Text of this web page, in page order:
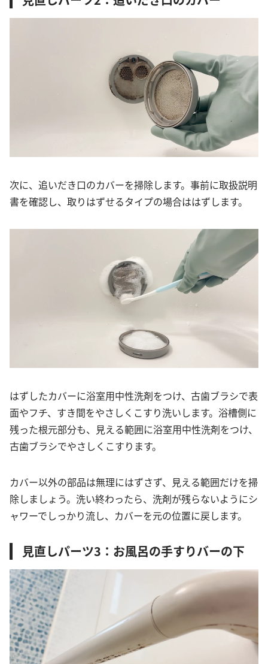
次に、追いだき口のカバーを掃除します。事前に取扱説明
書を確認し、取りはずせるタイプの場合ははずします。
はずしたカバーに浴室用中性洗剤をつけ、古歯ブラシで表
面やフチ、すき間をやさしくこすり洗いします。浴槽側に
残った根元部分も、見える範囲に浴室用中性洗剤をつけ、
古歯ブラシでやさしくこすります。
カバー以外の部品は無理にはずさず、見える範囲だけを掃
除しましょう。洗い終わったら、洗剤が残らないようにシ
ャワーでしっかり流し、カバーを元の位置に戻します。
見直しパーツ3：お風呂の手すりバーの下